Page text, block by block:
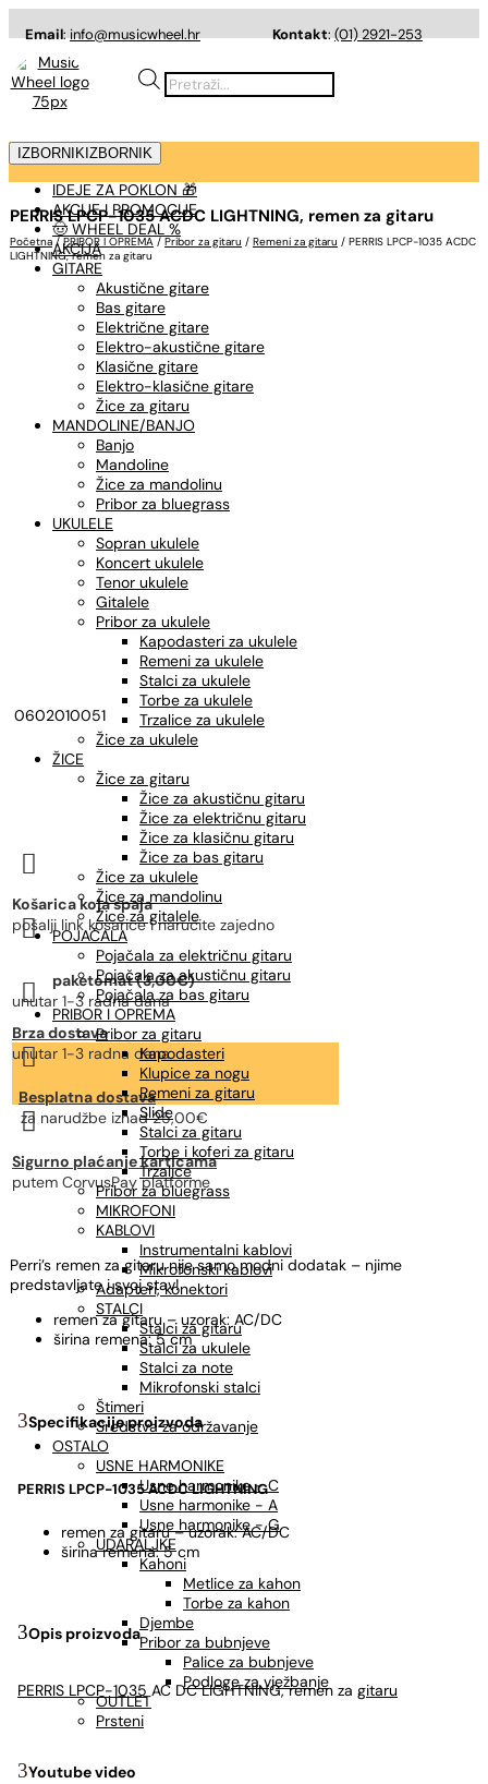
Email:info@musicwheel.hr Kontakt:(01) 2921-253
Products
search
IZBORNIK IZBORNIK
IDEJE ZA POKLON 🎁
AKCIJE I PROMOCIJE
🤠 WHEEL DEAL %
AKCIJA
GITARE
Akustične gitare
Bas gitare
Električne gitare
Elektro-akustične gitare
Klasične gitare
Elektro-klasične gitare
Žice za gitaru
MANDOLINE/BANJO
Banjo
Mandoline
Žice za mandolinu
Pribor za bluegrass
UKULELE
Sopran ukulele
Koncert ukulele
Tenor ukulele
Gitalele
Pribor za ukulele
Kapodasteri za ukulele
Remeni za ukulele
Stalci za ukulele
Torbe za ukulele
Trzalice za ukulele
Žice za ukulele
ŽICE
Žice za gitaru
Žice za akustičnu gitaru
Žice za električnu gitaru
Žice za klasičnu gitaru
Žice za bas gitaru
Žice za ukulele
Žice za mandolinu
Žice za gitalele
POJAČALA
Pojačala za električnu gitaru
Pojačala za akustičnu gitaru
Pojačala za bas gitaru
PRIBOR I OPREMA
Pribor za gitaru
Kapodasteri
Klupice za nogu
Remeni za gitaru
Slide
Stalci za gitaru
Torbe i koferi za gitaru
Trzalice
Pribor za bluegrass
MIKROFONI
KABLOVI
Instrumentalni kablovi
Mikrofonski kablovi
Adapteri, konektori
STALCI
Stalci za gitaru
Stalci za ukulele
Stalci za note
Mikrofonski stalci
Štimeri
Sredstva za održavanje
OSTALO
USNE HARMONIKE
Usne harmonike - C
Usne harmonike - A
Usne harmonike - G
UDARALJKE
Kahoni
Metlice za kahon
Torbe za kahon
Djembe
Pribor za bubnjeve
Palice za bubnjeve
Podloge za vježbanje
OUTLET
Prsteni
PERRIS LPCP-1035 ACDC LIGHTNING, remen za gitaru
Početna / PRIBOR I OPREMA / Pribor za gitaru / Remeni za gitaru / PERRIS LPCP-1035 ACDC
LIGHTNING, remen za gitaru
0602010051

Košarica koja spaja
pošalji link košarice i naručite zajedno

paketomat (3,00€)
unutar 1-3 radna dana

Brza dostava
unutar 1-3 radna dana

Besplatna dostava
za narudžbe iznad 25,00€

Sigurno plaćanje karticama
putem CorvusPay platforme
Perri’s remen za gitaru nije samo modni dodatak – njime
predstavljate i svoj stav!
remen za gitaru – uzorak: AC/DC
širina remena: 5 cm
Specifikacije proizvoda
PERRIS LPCP-1035 ACDC LIGHTNING
remen za gitaru – uzorak: AC/DC
širina remena: 5 cm
Opis proizvoda
PERRIS LPCP-1035 AC DC LIGHTNING, remen za gitaru
Youtube video